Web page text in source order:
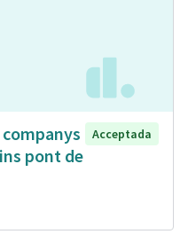
pont de
Acceptada